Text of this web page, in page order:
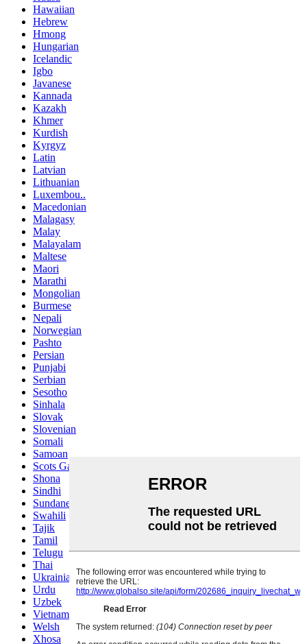
Hawaiian
Hebrew
Hmong
Hungarian
Icelandic
Igbo
Javanese
Kannada
Kazakh
Khmer
Kurdish
Kyrgyz
Latin
Latvian
Lithuanian
Luxembou..
Macedonian
Malagasy
Malay
Malayalam
Maltese
Maori
Marathi
Mongolian
Burmese
Nepali
Norwegian
Pashto
Persian
Punjabi
Serbian
Sesotho
Sinhala
Slovak
Slovenian
Somali
Samoan
Scots Gaelic
Shona
Sindhi
Sundanese
Swahili
Tajik
Tamil
Telugu
Thai
Ukrainian
Urdu
Uzbek
Vietnamese
Welsh
Xhosa